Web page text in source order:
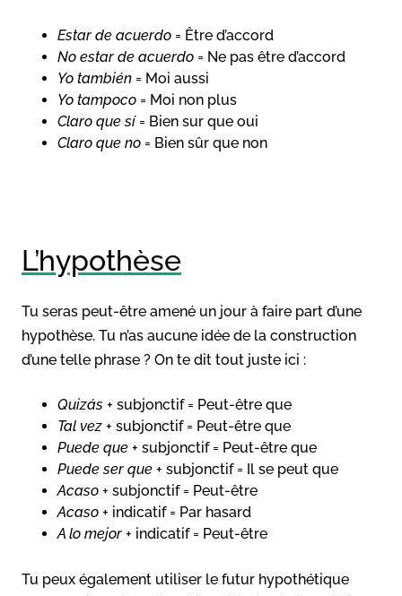
Estar de acuerdo = Être d’accord
No estar de acuerdo = Ne pas être d’accord
Yo también = Moi aussi
Yo tampoco = Moi non plus
Claro que sí= Bien sur que oui
Claro que no = Bien sûr que non
L’hypothèse
Tu seras peut-être amené un jour à faire part d’une
hypothèse. Tu n’as aucune idée de la construction
d’une telle phrase ? On te dit tout juste ici :
Quizás + subjonctif = Peut-être que
Tal vez + subjonctif = Peut-être que
Puede que + subjonctif = Peut-être que
Puede ser que + subjonctif = Il se peut que
Acaso + subjonctif = Peut-être
Acaso + indicatif = Par hasard
A lo mejor + indicatif = Peut-être
Tu peux également utiliser le futur hypothétique